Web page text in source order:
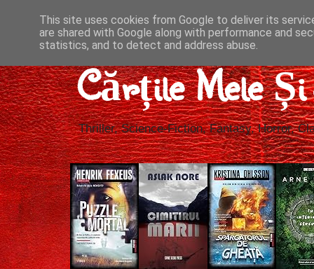
Cărțile Mele
Thriller, Science-Fiction, Fantasy, Horror,
This site uses cookies from Google to deliver its
are shared with Google along with performance and
statistics, and to detect and address abuse.